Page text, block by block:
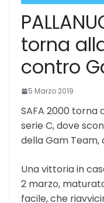
torna
contro
5 Marzo 2019
SAFA 2000
serie C, dove
della Gam Team,
Una vittoria in
2 marzo,
facile, che